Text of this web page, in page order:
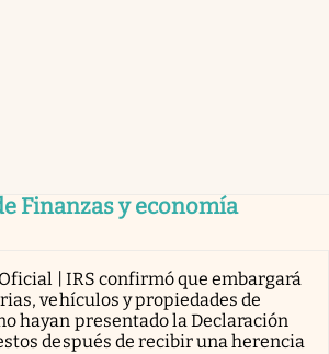
Finanzas y economía
Oficial | IRS confirmó que embargará
vehículos y propiedades de
hayan presentado la Declaración
después de recibir una herencia